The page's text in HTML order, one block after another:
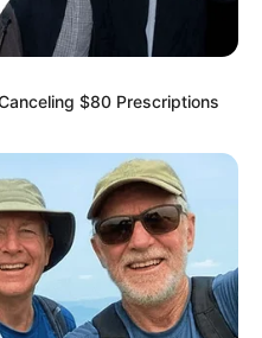
$80 Prescriptions